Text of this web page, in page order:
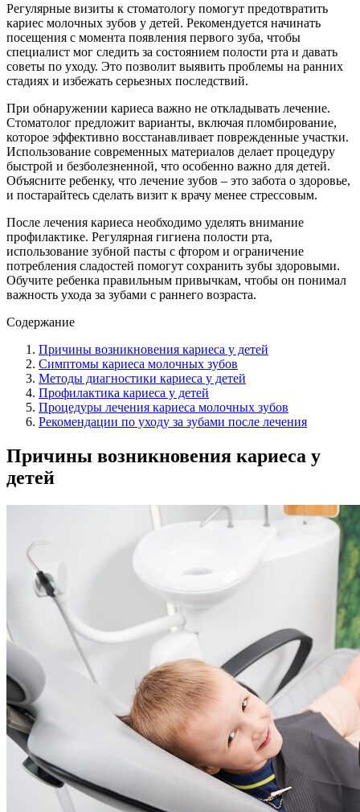
Регулярные визиты к стоматологу помогут предотвратить
кариес молочных зубов у детей. Рекомендуется начинать
посещения с момента появления первого зуба, чтобы
специалист мог следить за состоянием полости рта и давать
советы по уходу. Это позволит выявить проблемы на ранних
стадиях и избежать серьезных последствий.
При обнаружении кариеса важно не откладывать лечение.
Стоматолог предложит варианты, включая пломбирование,
которое эффективно восстанавливает поврежденные участки.
Использование современных материалов делает процедуру
быстрой и безболезненной, что особенно важно для детей.
Объясните ребенку, что лечение зубов – это забота о здоровье,
и постарайтесь сделать визит к врачу менее стрессовым.
После лечения кариеса необходимо уделять внимание
профилактике. Регулярная гигиена полости рта,
использование зубной пасты с фтором и ограничение
потребления сладостей помогут сохранить зубы здоровыми.
Обучите ребенка правильным привычкам, чтобы он понимал
важность ухода за зубами с раннего возраста.
Содержание
Причины возникновения кариеса у детей
Симптомы кариеса молочных зубов
Методы диагностики кариеса у детей
Профилактика кариеса у детей
Процедуры лечения кариеса молочных зубов
Рекомендации по уходу за зубами после лечения
Причины возникновения кариеса у
детей